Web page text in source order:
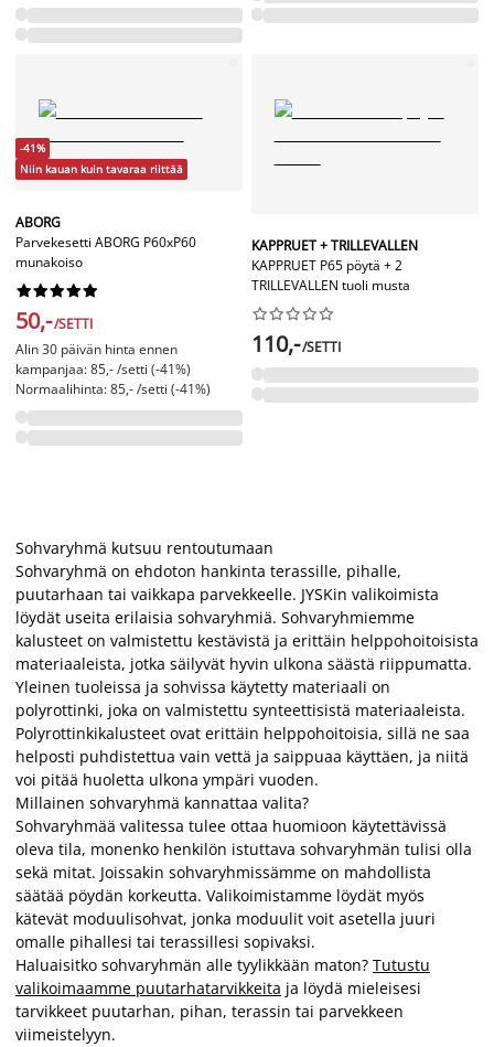
-41%
Niin kauan kuin tavaraa riittää
ABORG
Parvekesetti ABORG P60xP60
munakoiso






50,-/SETTI
Alin 30 päivän hinta ennen
kampanjaa: 85,- /setti (-41%)
Normaalihinta: 85,- /setti (-41%)
KAPPRUET + TRILLEVALLEN
KAPPRUET P65 pöytä + 2
TRILLEVALLEN tuoli musta






110,-/SETTI
Sohvaryhmä kutsuu rentoutumaan
Sohvaryhmä on ehdoton hankinta terassille, pihalle,
puutarhaan tai vaikkapa parvekkeelle. JYSKin valikoimista
löydät useita erilaisia sohvaryhmiä. Sohvaryhmiemme
kalusteet on valmistettu kestävistä ja erittäin helppohoitoisista
materiaaleista, jotka säilyvät hyvin ulkona säästä riippumatta.
Yleinen tuoleissa ja sohvissa käytetty materiaali on
polyrottinki, joka on valmistettu synteettisistä materiaaleista.
Polyrottinkikalusteet ovat erittäin helppohoitoisia, sillä ne saa
helposti puhdistettua vain vettä ja saippuaa käyttäen, ja niitä
voi pitää huoletta ulkona ympäri vuoden.
Millainen sohvaryhmä kannattaa valita?
Sohvaryhmää valitessa tulee ottaa huomioon käytettävissä
oleva tila, monenko henkilön istuttava sohvaryhmän tulisi olla
sekä mitat. Joissakin sohvaryhmissämme on mahdollista
säätää pöydän korkeutta. Valikoimistamme löydät myös
kätevät moduulisohvat, jonka moduulit voit asetella juuri
omalle pihallesi tai terassillesi sopivaksi.
Haluaisitko sohvaryhmän alle tyylikkään maton? Tutustu
valikoimaamme puutarhatarvikkeita ja löydä mieleisesi
tarvikkeet puutarhan, pihan, terassin tai parvekkeen
viimeistelyyn.